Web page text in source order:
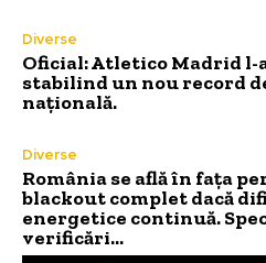
Diverse
Oficial: Atletico Madrid l-
stabilind un nou record
națională.
Diverse
România se află în fața
blackout complet dacă
energetice continuă.
verificări…